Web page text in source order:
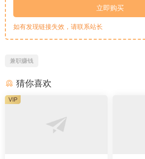
立即购买
如有发现链接失效，请联系站长
兼职赚钱
猜你喜欢
VIP